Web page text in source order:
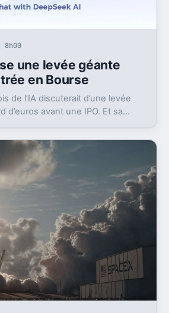
une levée géante
en Bourse
de l’IA discuterait d’une levée
d’euros avant une IPO. Et sa